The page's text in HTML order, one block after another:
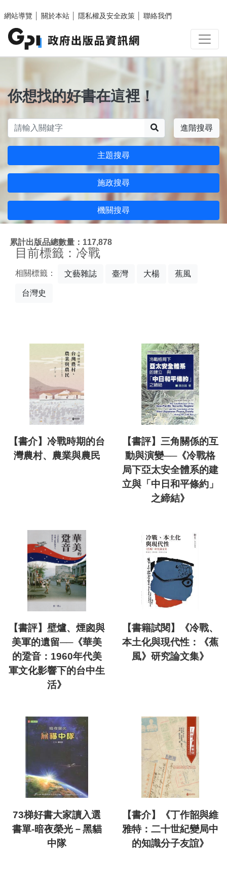
網站導覽
關於本站 隱私權及安全政策 聯絡我們
你想找的好書在這裡！
進階搜尋
主題搜尋
施政搜尋
機關搜尋
累計出版品總數量：117,878
目前標籤：冷戰
相關標籤： 文藝雜誌 臺灣 大楊 蕉風
台灣史
【書介】冷戰時期的台
灣農村、農業與農民
【書評】三角關係的互
動與演變──《冷戰格
局下亞太安全體系的建
立與「中日和平條約」
之締結》
【書評】壁爐、煙囪與
美軍的遺留──《華美
的跫音：1960年代美
軍文化影響下的台中生
活》
【書籍試閱】《冷戰、
本土化與現代性：《蕉
風》研究論文集》
73梯好書大家讀入選
書單-暗夜榮光－黑貓
中隊
【書介】《丁作韶與維
雅特：二十世紀變局中
的知識分子友誼》